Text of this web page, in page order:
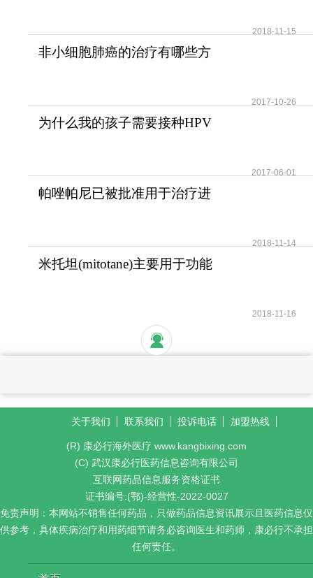
2018-11-15
非小细胞肺癌的治疗有哪些方
2017-10-26
为什么我的孩子需要接种HPV
2017-06-01
帕唑帕尼已被批准用于治疗进
2018-11-14
米托坦(mitotane)主要用于功能
2018-11-16
关于我们 联系我们 投诉电话 加盟热线
(R) 康必行海外医疗 www.kangbixing.com
(C) 武汉康必行医药信息咨询有限公司
互联网药品信息服务资格证书
证书编号:(鄂)-经营性-2022-0027
免责声明：本网站不销售任何药品，只做药品信息资讯展示且医药信息仅
供参考，具体疾病治疗和用药细节请务必咨询医生和药师，康必行不承担
任何责任。